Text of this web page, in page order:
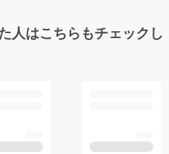
人はこちらもチェックし